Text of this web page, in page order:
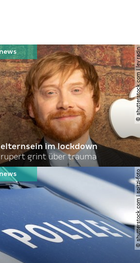
©
elternsein im lockdown
rupert grint über trauma
©